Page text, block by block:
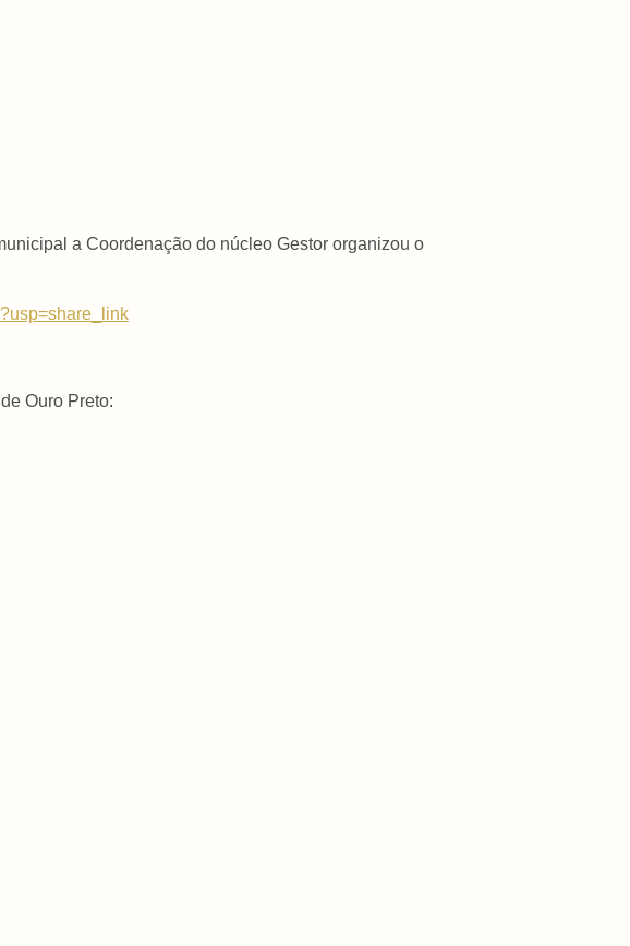
a Coordenação do núcleo Gestor organizou o
Ouro Preto: